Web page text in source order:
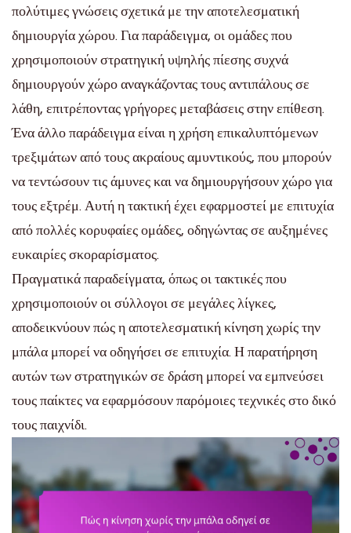
πολύτιμες γνώσεις σχετικά με την αποτελεσματική
δημιουργία χώρου. Για παράδειγμα, οι ομάδες που
χρησιμοποιούν στρατηγική υψηλής πίεσης συχνά
δημιουργούν χώρο αναγκάζοντας τους αντιπάλους σε
λάθη, επιτρέποντας γρήγορες μεταβάσεις στην επίθεση.
Ένα άλλο παράδειγμα είναι η χρήση επικαλυπτόμενων
τρεξιμάτων από τους ακραίους αμυντικούς, που μπορούν
να τεντώσουν τις άμυνες και να δημιουργήσουν χώρο για
τους εξτρέμ. Αυτή η τακτική έχει εφαρμοστεί με επιτυχία
από πολλές κορυφαίες ομάδες, οδηγώντας σε αυξημένες
ευκαιρίες σκοραρίσματος.
Πραγματικά παραδείγματα, όπως οι τακτικές που
χρησιμοποιούν οι σύλλογοι σε μεγάλες λίγκες,
αποδεικνύουν πώς η αποτελεσματική κίνηση χωρίς την
μπάλα μπορεί να οδηγήσει σε επιτυχία. Η παρατήρηση
αυτών των στρατηγικών σε δράση μπορεί να εμπνεύσει
τους παίκτες να εφαρμόσουν παρόμοιες τεχνικές στο δικό
τους παιχνίδι.